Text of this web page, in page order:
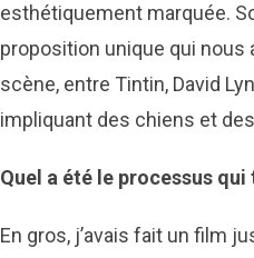
esthétiquement marquée.
proposition unique qui nous
scène, entre Tintin, David
impliquant des chiens et
Quel a été le processus qui
En gros, j’avais fait un film